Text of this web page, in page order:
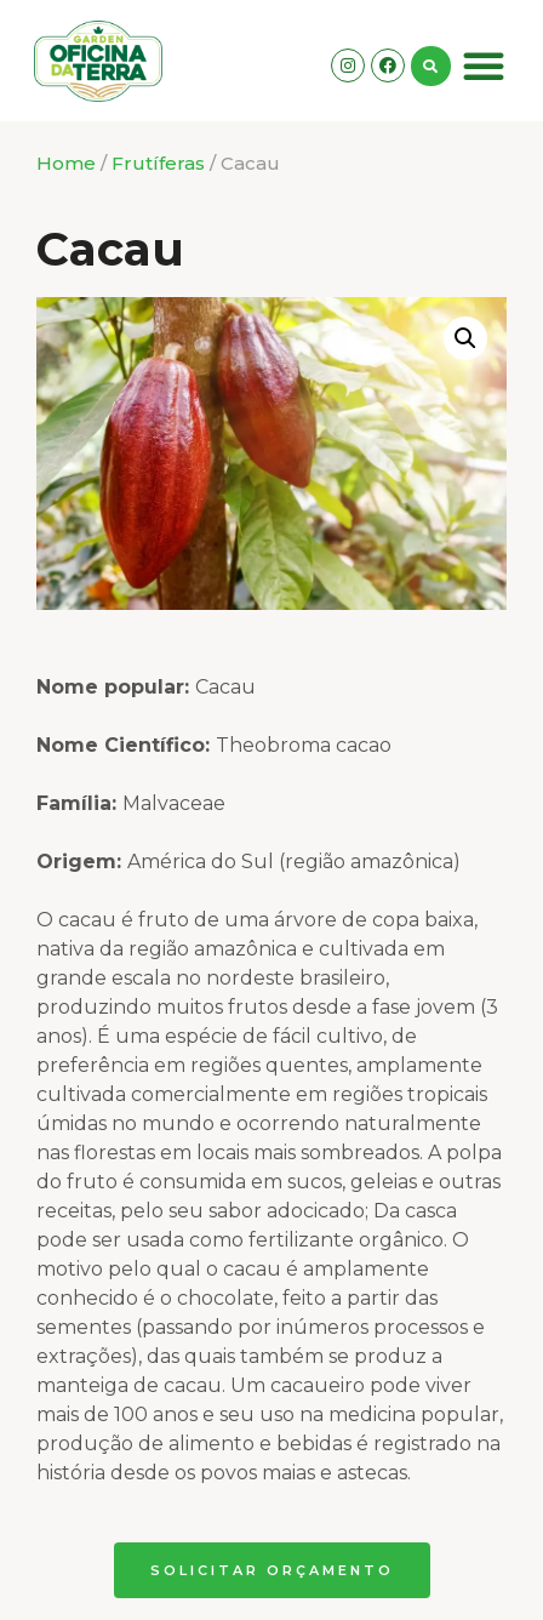
Home / Frutíferas / Cacau
Cacau
Nome popular: Cacau
Nome Científico: Theobroma cacao
Família: Malvaceae
Origem: América do Sul (região amazônica)
O cacau é fruto de uma árvore de copa baixa,
nativa da região amazônica e cultivada em
grande escala no nordeste brasileiro,
produzindo muitos frutos desde a fase jovem (3
anos). É uma espécie de fácil cultivo, de
preferência em regiões quentes, amplamente
cultivada comercialmente em regiões tropicais
úmidas no mundo e ocorrendo naturalmente
nas florestas em locais mais sombreados. A polpa
do fruto é consumida em sucos, geleias e outras
receitas, pelo seu sabor adocicado; Da casca
pode ser usada como fertilizante orgânico. O
motivo pelo qual o cacau é amplamente
conhecido é o chocolate, feito a partir das
sementes (passando por inúmeros processos e
extrações), das quais também se produz a
manteiga de cacau. Um cacaueiro pode viver
mais de 100 anos e seu uso na medicina popular,
produção de alimento e bebidas é registrado na
história desde os povos maias e astecas.
SOLICITAR ORÇAMENTO